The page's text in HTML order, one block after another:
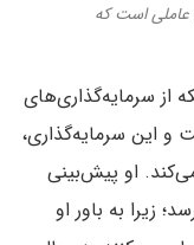
عاملی است که
از سرمایه‌گذاری‌های
و این سرمایه‌گذاری،
او پیش‌بینی
زیرا به باور او